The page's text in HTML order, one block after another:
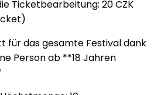
Ticketbearbeitung: 20 CZK
für das gesamte Festival dank
Person ab **18 Jahren